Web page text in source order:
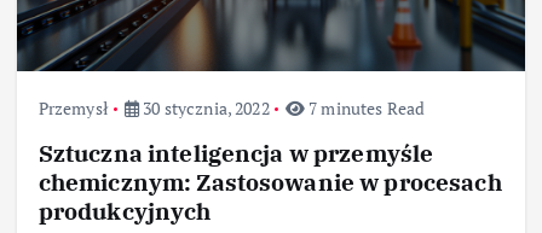
Przemysł 30 stycznia, 2022 7 minutes Read
Sztuczna inteligencja w przemyśle
chemicznym: Zastosowanie w procesach
produkcyjnych